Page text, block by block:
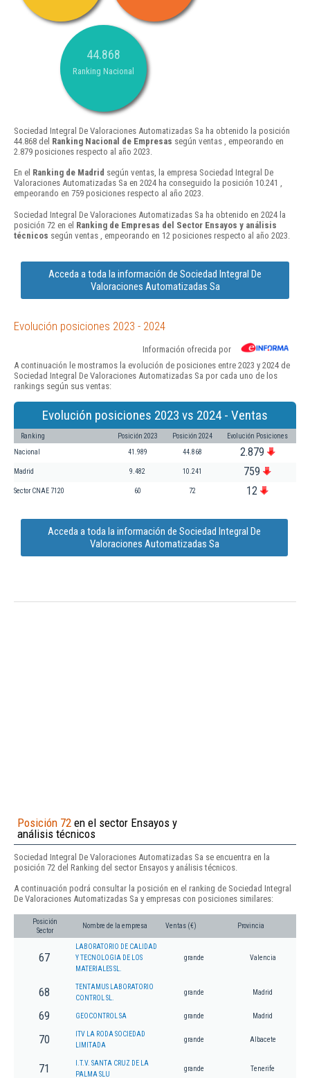
44.868
Ranking Nacional
Sociedad Integral De Valoraciones Automatizadas Sa ha obtenido la posición
44.868 del Ranking Nacional de Empresas según ventas , empeorando en
2.879 posiciones respecto al año 2023.
En el Ranking de Madrid según ventas, la empresa Sociedad Integral De
Valoraciones Automatizadas Sa en 2024 ha conseguido la posición 10.241 ,
empeorando en 759 posiciones respecto al año 2023.
Sociedad Integral De Valoraciones Automatizadas Sa ha obtenido en 2024 la
posición 72 en el Ranking de Empresas del Sector Ensayos y análisis
técnicos según ventas , empeorando en 12 posiciones respecto al año 2023.
Acceda a toda la información de Sociedad Integral De
Valoraciones Automatizadas Sa
Evolución posiciones 2023 - 2024
Información ofrecida por
A continuación le mostramos la evolución de posiciones entre 2023 y 2024 de
Sociedad Integral De Valoraciones Automatizadas Sa por cada uno de los
rankings según sus ventas:
Evolución posiciones 2023 vs 2024 - Ventas
Ranking Posición 2023 Posición 2024 Evolución Posiciones
Nacional 41.989 44.868 2.879
Madrid 9.482 10.241 759
Sector CNAE 7120 60 72 12
Acceda a toda la información de Sociedad Integral De
Valoraciones Automatizadas Sa
Posición 72 en el sector Ensayos y
análisis técnicos
Sociedad Integral De Valoraciones Automatizadas Sa se encuentra en la
posición 72 del Ranking del sector Ensayos y análisis técnicos.
A continuación podrá consultar la posición en el ranking de Sociedad Integral
De Valoraciones Automatizadas Sa y empresas con posiciones similares:
Posición
Sector
Nombre de la empresa Ventas (€) Provincia
67
LABORATORIO DE CALIDAD
Y TECNOLOGIA DE LOS
MATERIALES SL.
grande Valencia
68
TENTAMUS LABORATORIO
CONTROL SL.
grande Madrid
69 GEOCONTROL SA grande Madrid
70
ITV LA RODA SOCIEDAD
LIMITADA
grande Albacete
71
I.T.V. SANTA CRUZ DE LA
PALMA SLU
grande Tenerife